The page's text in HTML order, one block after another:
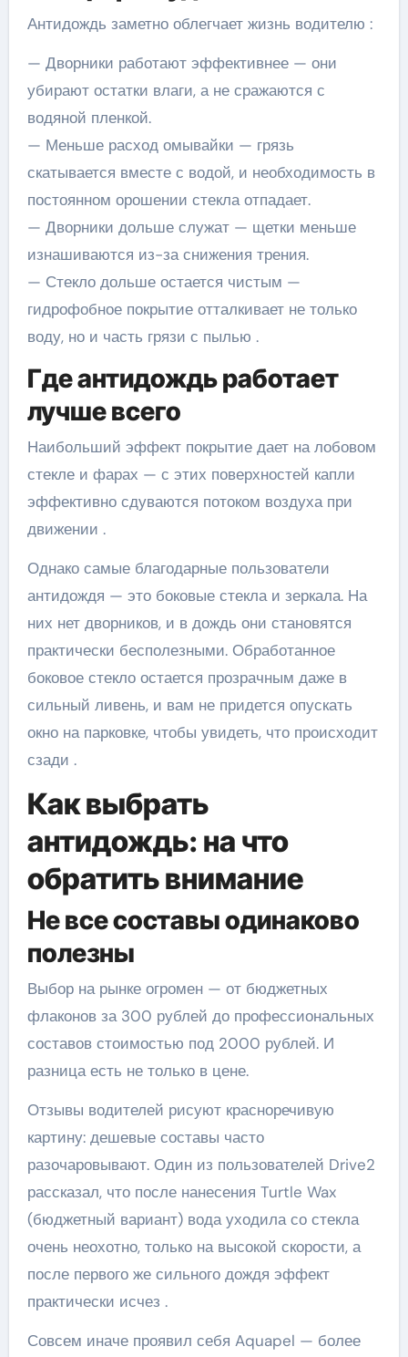
Антидождь заметно облегчает жизнь водителю :
— Дворники работают эффективнее — они
убирают остатки влаги, а не сражаются с
водяной пленкой.
— Меньше расход омывайки — грязь
скатывается вместе с водой, и необходимость в
постоянном орошении стекла отпадает.
— Дворники дольше служат — щетки меньше
изнашиваются из-за снижения трения.
— Стекло дольше остается чистым —
гидрофобное покрытие отталкивает не только
воду, но и часть грязи с пылью .
Где антидождь работает
лучше всего
Наибольший эффект покрытие дает на лобовом
стекле и фарах — с этих поверхностей капли
эффективно сдуваются потоком воздуха при
движении .
Однако самые благодарные пользователи
антидождя — это боковые стекла и зеркала. На
них нет дворников, и в дождь они становятся
практически бесполезными. Обработанное
боковое стекло остается прозрачным даже в
сильный ливень, и вам не придется опускать
окно на парковке, чтобы увидеть, что происходит
сзади .
Как выбрать
антидождь: на что
обратить внимание
Не все составы одинаково
полезны
Выбор на рынке огромен — от бюджетных
флаконов за 300 рублей до профессиональных
составов стоимостью под 2000 рублей. И
разница есть не только в цене.
Отзывы водителей рисуют красноречивую
картину: дешевые составы часто
разочаровывают. Один из пользователей Drive2
рассказал, что после нанесения Turtle Wax
(бюджетный вариант) вода уходила со стекла
очень неохотно, только на высокой скорости, а
после первого же сильного дождя эффект
практически исчез .
Совсем иначе проявил себя Aquapel — более